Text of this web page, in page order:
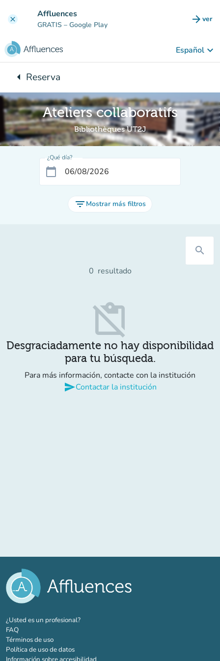
clear Affluences
GRATIS – Google Play arrow_forward ver
Español keyboard_arrow_down
arrow_leftVuelta:
Reserva
Ateliers collaboratifs
Bibliothèques UT2J
¿Qué día?
calendar_today
filter_list Mostrar más filtros
search
0 resultado
content_paste_off
Desgraciadamente no hay disponibilidad
para tu búsqueda.
Para más información, contacte con la institución
sendContactar la institución
¿Usted es un profesional?(nueva pestaña)
FAQ
Términos de uso
Política de uso de datos